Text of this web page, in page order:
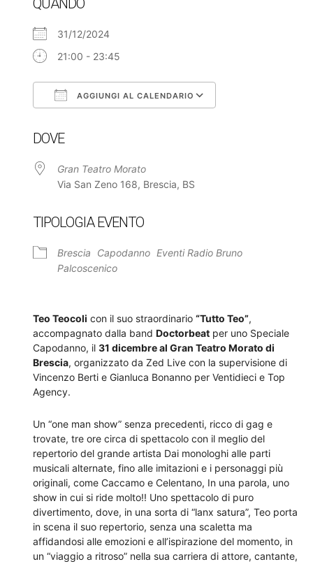
QUANDO
31/12/2024
21:00 - 23:45
AGGIUNGI AL CALENDARIO
DOVE
Gran Teatro Morato
Via San Zeno 168, Brescia, BS
TIPOLOGIA EVENTO
Brescia Capodanno Eventi Radio Bruno
Palcoscenico
Teo Teocoli con il suo straordinario “Tutto Teo”,
accompagnato dalla band Doctorbeat per uno Speciale
Capodanno, il 31 dicembre al Gran Teatro Morato di
Brescia, organizzato da Zed Live con la supervisione di
Vincenzo Berti e Gianluca Bonanno per Ventidieci e Top
Agency.
Un “one man show” senza precedenti, ricco di gag e
trovate, tre ore circa di spettacolo con il meglio del
repertorio del grande artista Dai monologhi alle parti
musicali alternate, fino alle imitazioni e i personaggi più
originali, come Caccamo e Celentano, In una parola, uno
show in cui si ride molto!! Uno spettacolo di puro
divertimento, dove, in una sorta di “lanx satura”, Teo porta
in scena il suo repertorio, senza una scaletta ma
affidandosi alle emozioni e all’ispirazione del momento, in
un “viaggio a ritroso” nella sua carriera di attore, cantante,